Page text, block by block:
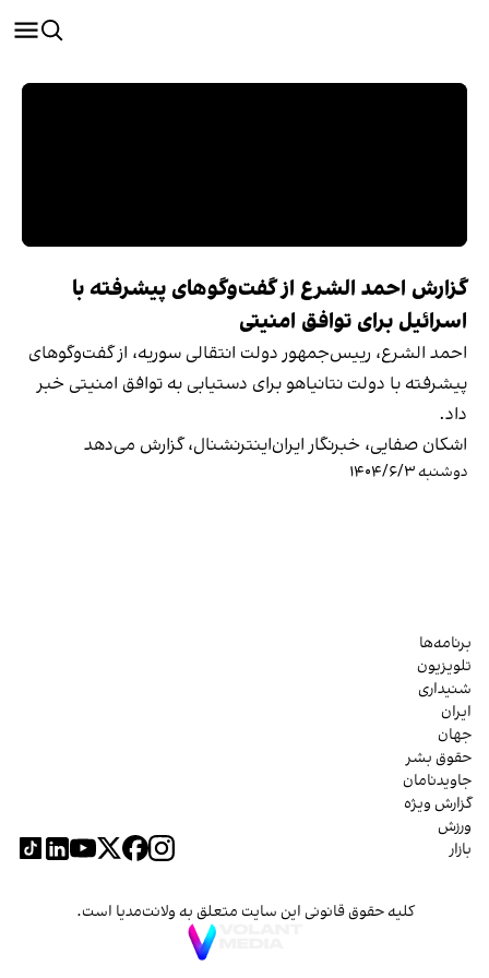
گزارش احمد الشرع از گفت‌وگوهای پیشرفته با
اسرائیل برای توافق امنیتی
احمد الشرع، رییس‌جمهور دولت انتقالی سوریه، از گفت‌وگوهای
پیشرفته با دولت نتانیاهو برای دستیابی به توافق امنیتی خبر
داد.
اشکان صفایی، خبرنگار ایران‌اینترنشنال، گزارش می‌دهد
دوشنبه ۱۴۰۴/۶/۳
برنامه‌ها
تلویزیون
شنیداری
ایران
جهان
حقوق بشر
جاویدنامان
گزارش ویژه
ورزش
بازار
کلیه حقوق قانونی این سایت متعلق به ولانت‌مدیا است.